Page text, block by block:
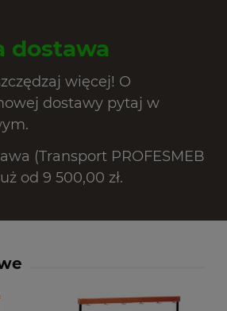
dostawa
więcej! O
dostawy pytaj w
(Transport PROFESMEB
od 9 500,00 zł.